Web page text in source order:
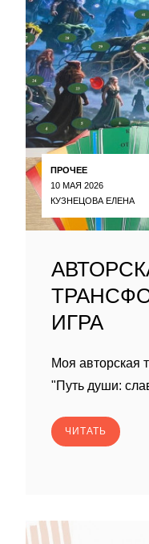
ПРОЧЕЕ
10 МАЯ 2026
КУЗНЕЦОВА ЕЛЕНА
ИГРА
Моя авторская
"Путь души:
ЧИТАТЬ